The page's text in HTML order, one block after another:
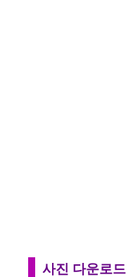
사진 다운로드